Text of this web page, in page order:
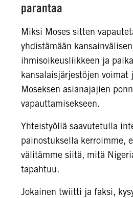
parantaa
Miksi Moses sitten
yhdistämään kansainvälisen
ihmisoikeusliikkeen ja
kansalaisjärjestöjen voimat
Moseksen asianajajien
vapauttamisekseen.
Yhteistyöllä saavutetulla
painostuksella kerroimme,
välitämme siitä, mitä
tapahtuu.
Jokainen twiitti ja faksi,